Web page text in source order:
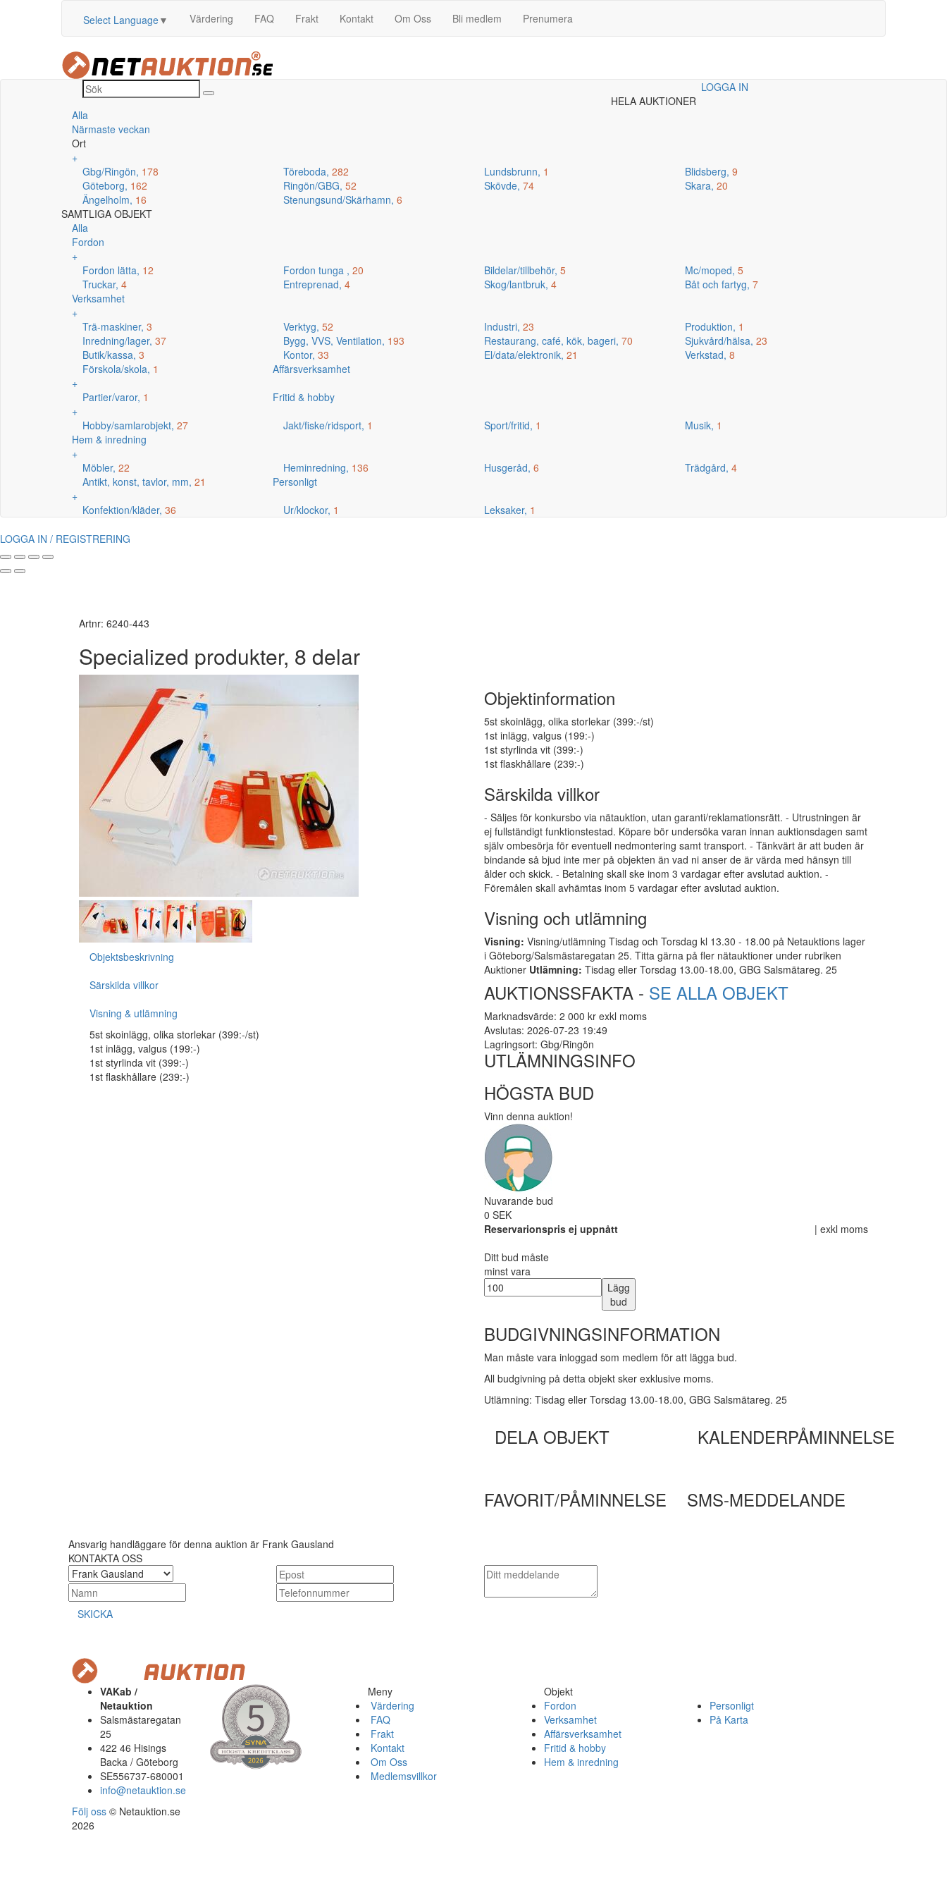
Select Language▼ Värdering FAQ Frakt Kontakt Om Oss Bli medlem Prenumera
LOGGA IN
HELA AUKTIONER
Alla
Närmaste veckan
Ort
+
Gbg/Ringön, 178 Töreboda, 282 Lundsbrunn, 1 Blidsberg, 9
Göteborg, 162 Ringön/GBG, 52 Skövde, 74 Skara, 20
Ängelholm, 16 Stenungsund/Skärhamn, 6
SAMTLIGA OBJEKT
Alla
Fordon
+
Fordon lätta, 12 Fordon tunga , 20 Bildelar/tillbehör, 5 Mc/moped, 5
Truckar, 4 Entreprenad, 4 Skog/lantbruk, 4 Båt och fartyg, 7
Verksamhet
+
Trä-maskiner, 3 Verktyg, 52 Industri, 23 Produktion, 1
Inredning/lager, 37 Bygg, VVS, Ventilation, 193 Restaurang, café, kök, bageri, 70 Sjukvård/hälsa, 23
Butik/kassa, 3 Kontor, 33 El/data/elektronik, 21 Verkstad, 8
Förskola/skola, 1
Affärsverksamhet
+
Partier/varor, 1
Fritid & hobby
+
Hobby/samlarobjekt, 27 Jakt/fiske/ridsport, 1 Sport/fritid, 1 Musik, 1
Hem & inredning
+
Möbler, 22 Heminredning, 136 Husgeråd, 6 Trädgård, 4
Antikt, konst, tavlor, mm, 21
Personligt
+
Konfektion/kläder, 36 Ur/klockor, 1 Leksaker, 1
LOGGA IN / REGISTRERING
Artnr: 6240-443
Specialized produkter, 8 delar
Objektsbeskrivning
Särskilda villkor
Visning & utlämning
5st skoinlägg, olika storlekar (399:-/st)
1st inlägg, valgus (199:-)
1st styrlinda vit (399:-)
1st flaskhållare (239:-)
Objektinformation
5st skoinlägg, olika storlekar (399:-/st)
1st inlägg, valgus (199:-)
1st styrlinda vit (399:-)
1st flaskhållare (239:-)
Särskilda villkor
- Säljes för konkursbo via nätauktion, utan garanti/reklamationsrätt. - Utrustningen är
ej fullständigt funktionstestad. Köpare bör undersöka varan innan auktionsdagen samt
själv ombesörja för eventuell nedmontering samt transport. - Tänkvärt är att buden är
bindande så bjud inte mer på objekten än vad ni anser de är värda med hänsyn till
ålder och skick. - Betalning skall ske inom 3 vardagar efter avslutad auktion. -
Föremålen skall avhämtas inom 5 vardagar efter avslutad auktion.
Visning och utlämning
Visning: Visning/utlämning Tisdag och Torsdag kl 13.30 - 18.00 på Netauktions lager
i Göteborg/Salsmästaregatan 25. Titta gärna på fler nätauktioner under rubriken
Auktioner Utlämning: Tisdag eller Torsdag 13.00-18.00, GBG Salsmätareg. 25
AUKTIONSSFAKTA - SE ALLA OBJEKT
Marknadsvärde: 2 000 kr exkl moms
Avslutas: 2026-07-23 19:49
Lagringsort: Gbg/Ringön
UTLÄMNINGSINFO
HÖGSTA BUD
Vinn denna auktion!
Nuvarande bud
0 SEK
| exkl moms
Reservarionspris ej uppnått
Ditt bud måste
minst vara
Lägg
bud
BUDGIVNINGSINFORMATION
Man måste vara inloggad som medlem för att lägga bud.
All budgivning på detta objekt sker exklusive moms.
Utlämning: Tisdag eller Torsdag 13.00-18.00, GBG Salsmätareg. 25
DELA OBJEKT KALENDERPÅMINNELSE
FAVORIT/PÅMINNELSE SMS-MEDDELANDE
Ansvarig handläggare för denna auktion är Frank Gausland
KONTAKTA OSS
SKICKA
VAKab /
Netauktion
Salsmästaregatan
25
422 46 Hisings
Backa / Göteborg
SE556737-680001
info@netauktion.se
Följ oss © Netauktion.se
2026
Meny
Värdering
FAQ
Frakt
Kontakt
Om Oss
Medlemsvillkor
Objekt
Fordon
Verksamhet
Affärsverksamhet
Fritid & hobby
Hem & inredning
Personligt
På Karta